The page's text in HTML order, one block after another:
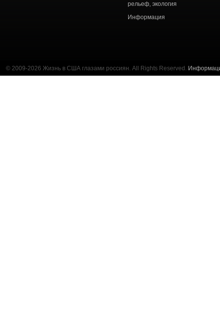
рельеф, экология
Информация
© 2009-2026 Жизнь в США глазами россиян. All Rights Reserved.